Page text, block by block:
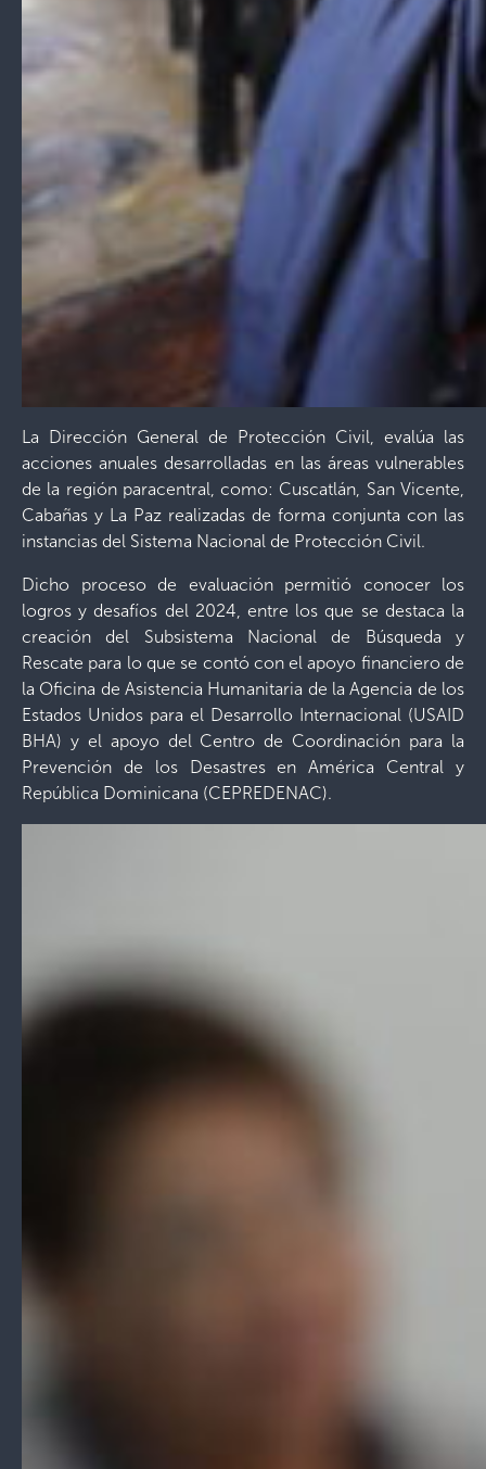
La Dirección General de Protección Civil, evalúa las
acciones anuales desarrolladas en las áreas vulnerables
de la región paracentral, como: Cuscatlán, San Vicente,
Cabañas y La Paz realizadas de forma conjunta con las
instancias del Sistema Nacional de Protección Civil.
Dicho proceso de evaluación permitió conocer los
logros y desafíos del 2024, entre los que se destaca la
creación del Subsistema Nacional de Búsqueda y
Rescate para lo que se contó con el apoyo financiero de
la Oficina de Asistencia Humanitaria de la Agencia de los
Estados Unidos para el Desarrollo Internacional (USAID
BHA) y el apoyo del Centro de Coordinación para la
Prevención de los Desastres en América Central y
República Dominicana (CEPREDENAC).